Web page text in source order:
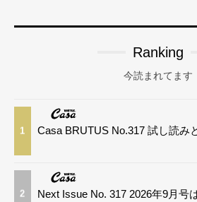
Ranking
今読まれてます
1 Casa BRUTUS No.317 試し読み
2 Next Issue No. 317 2026年9月号